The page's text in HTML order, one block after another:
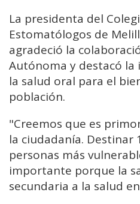
La presidenta del
Estomatólogos de
agradeció la
Autónoma y destacó
la salud oral para el
población.
"Creemos que es
la ciudadanía. Destinar
personas más
importante porque la
secundaria a la salud